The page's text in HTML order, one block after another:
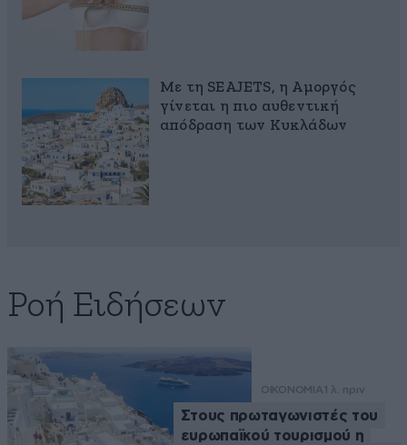
Με τη SEAJETS, η Αμοργός
γίνεται η πιο αυθεντική
απόδραση των Κυκλάδων
Ροή Ειδήσεων
ΟΙΚΟΝΟΜΙΑ 1 λ. πριν
Στους πρωταγωνιστές του
ευρωπαϊκού τουρισμού η